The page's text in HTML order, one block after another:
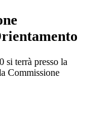
si terrà presso la
Commissione